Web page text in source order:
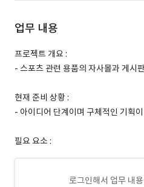
업무 내용
프로젝트 개요 :
- 스포츠 관련 용품의 자사몰과 게시
현재 준비 상황 :
- 아이디어 단계이며 구체적인 기획
필요 요소 :
로그인해서 업무 내